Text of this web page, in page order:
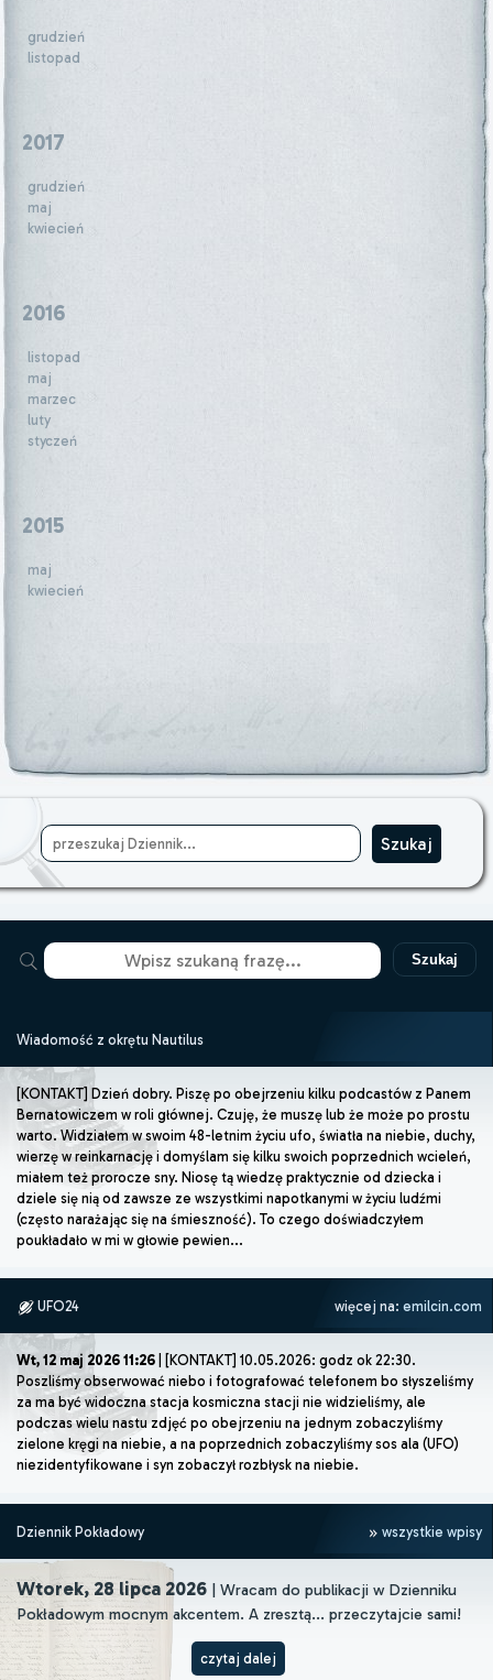
grudzień
listopad
2017
grudzień
maj
kwiecień
2016
listopad
maj
marzec
luty
styczeń
2015
maj
kwiecień
Szukaj
Wiadomość z okrętu Nautilus
[KONTAKT] Dzień dobry. Piszę po obejrzeniu kilku podcastów z Panem
Bernatowiczem w roli głównej. Czuję, że muszę lub że może po prostu
warto. Widziałem w swoim 48-letnim życiu ufo, światła na niebie, duchy,
wierzę w reinkarnację i domyślam się kilku swoich poprzednich wcieleń,
miałem też prorocze sny. Niosę tą wiedzę praktycznie od dziecka i
dziele się nią od zawsze ze wszystkimi napotkanymi w życiu ludźmi
(często narażając się na śmieszność). To czego doświadczyłem
poukładało w mi w głowie pewien...
UFO24 więcej na: emilcin.com
Wt, 12 maj 2026 11:26 | [KONTAKT] 10.05.2026: godz ok 22:30.
Poszliśmy obserwować niebo i fotografować telefonem bo słyszeliśmy
za ma być widoczna stacja kosmiczna stacji nie widzieliśmy, ale
podczas wielu nastu zdjęć po obejrzeniu na jednym zobaczyliśmy
zielone kręgi na niebie, a na poprzednich zobaczyliśmy sos ala (UFO)
niezidentyfikowane i syn zobaczył rozbłysk na niebie.
Dziennik Pokładowy wszystkie wpisy
Wtorek, 28 lipca 2026 | Wracam do publikacji w Dzienniku
Pokładowym mocnym akcentem. A zresztą... przeczytajcie sami!
czytaj dalej